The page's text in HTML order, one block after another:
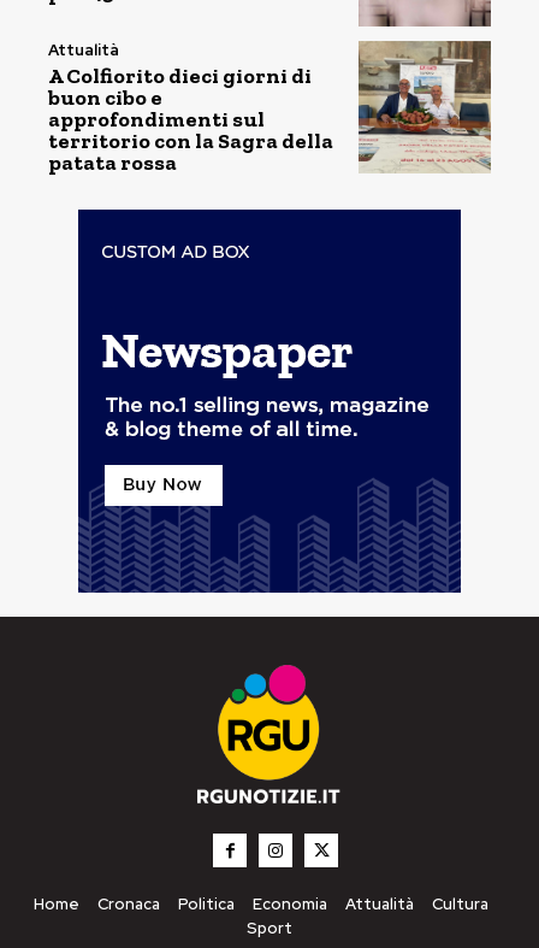
Attualità
A Colfiorito dieci giorni di
buon cibo e
approfondimenti sul
territorio con la Sagra della
patata rossa
Home Cronaca Politica Economia Attualità
Cultura
Sport